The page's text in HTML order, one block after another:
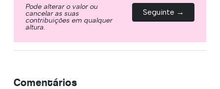
Pode alterar o valor ou
cancelar as suas
contribuições em qualquer
altura.
Seguinte →
Comentários